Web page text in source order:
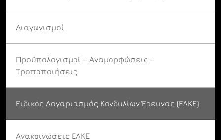
Διαγωνισμοί
Προϋπολογισμοί – Αναμορφώσεις –
Τροποποιήσεις
Ειδικός Λογαριασμός Κονδυλίων Έρευνας (ΕΛΚΕ)
Ανακοινώσεις ΕΛΚΕ